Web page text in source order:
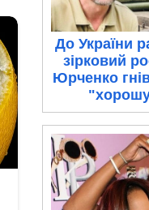
До України
зірковий
Юрченко